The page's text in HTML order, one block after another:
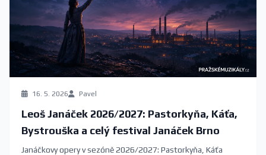
16. 5. 2026 Pavel
Leoš Janáček 2026/2027: Pastorkyňa, Káťa,
Bystrouška a celý festival Janáček Brno
Janáčkovy opery v sezóně 2026/2027: Pastorkyňa, Káťa